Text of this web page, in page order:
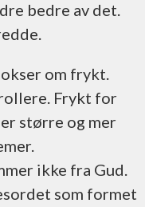
bedre av det.
om frykt.
Frykt for
større og mer
ikke fra Gud.
som formet